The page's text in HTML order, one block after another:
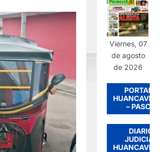
Viernes, 07
de agosto
de 2026
PORTADA
– PASCO
DIARIO
JUDICIAL